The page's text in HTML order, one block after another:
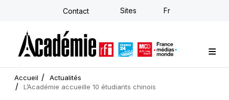
Aller
principal
Contact Sites Fr
Formations sur-mesure
Conseil stratégique
E-learning individuel
L'Académie
Actualités
Newsletter
Accueil
Actualités
L’Académie accueille 10 étudiants chinois